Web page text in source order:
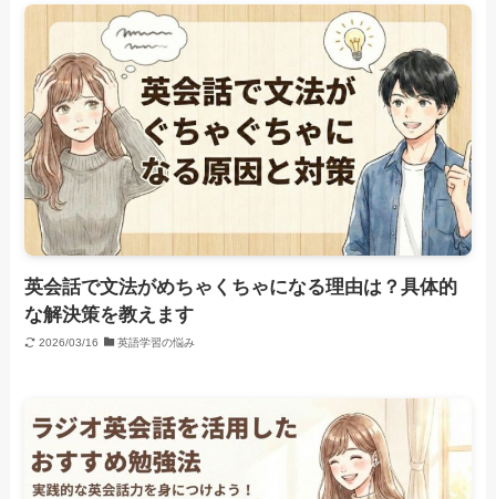
英会話で文法がめちゃくちゃになる理由は？具体的
な解決策を教えます
2026/03/16 英語学習の悩み